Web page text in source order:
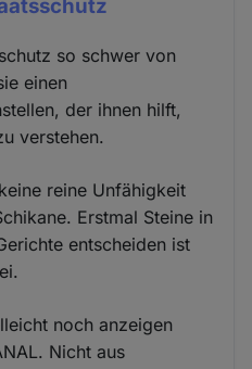
so schwer von
einen
der ihnen hilft,
verstehen.
reine Unfähigkeit
Erstmal Steine in
entscheiden ist
noch anzeigen
Nicht aus